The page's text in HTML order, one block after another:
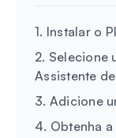
1. Instalar o
2. Selecione
Assistente
3. Adicione
4. Obtenha